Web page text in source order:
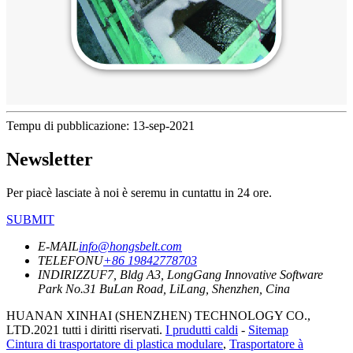
Tempu di pubblicazione: 13-sep-2021
Newsletter
Per piacè lasciate à noi è seremu in cuntattu in 24 ore.
SUBMIT
E-MAILinfo@hongsbelt.com
TELEFONU+86 19842778703
INDIRIZZUF7, Bldg A3, LongGang Innovative Software
Park No.31 BuLan Road, LiLang, Shenzhen, Cina
HUANAN XINHAI (SHENZHEN) TECHNOLOGY CO.,
LTD.2021 tutti i diritti riservati. I prudutti caldi - Sitemap
Cintura di trasportatore di plastica modulare, Trasportatore à